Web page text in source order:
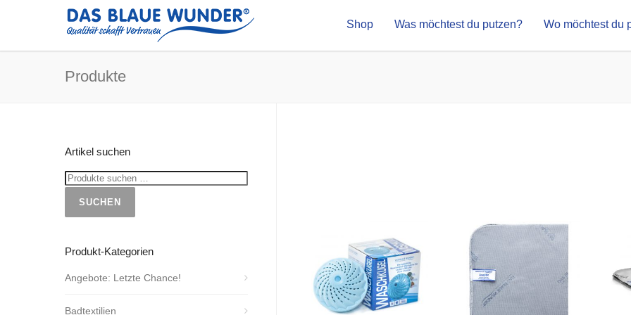
Shop Was möchtest du putzen? Wo möchtest du
Produkte
Artikel suchen
SUCHEN
Produkt-Kategorien
Angebote: Letzte Chance!
Badtextilien